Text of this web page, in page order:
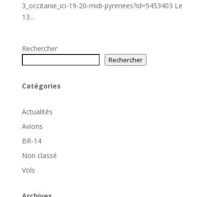
3_occitanie_ici-19-20-midi-pyrenees?id=5453403 Le
13...
Rechercher
Rechercher
Catégories
Actualités
Avions
BR-14
Non classé
Vols